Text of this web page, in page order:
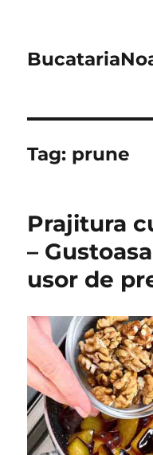
Tag: prune
Prajitura
–
usor de